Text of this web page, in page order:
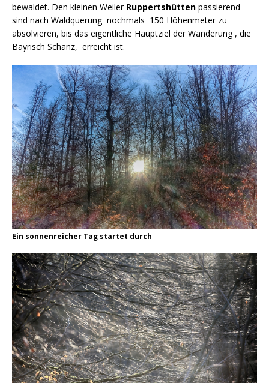
bewaldet. Den kleinen Weiler Ruppertshütten passierend
sind nach Waldquerung nochmals 150 Höhenmeter zu
absolvieren, bis das eigentliche Hauptziel der Wanderung , die
Bayrisch Schanz, erreicht ist.
Ein sonnenreicher Tag startet durch